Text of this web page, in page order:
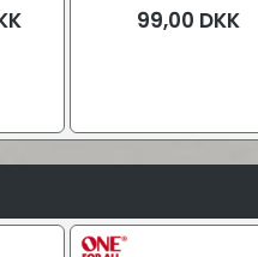
99,00 DKK